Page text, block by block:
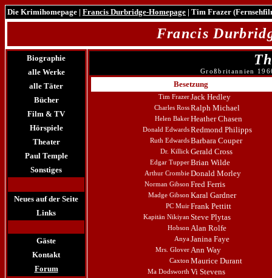
Die Krimihomepage | Francis Durbridge-Homepage | Tim Frazer
Francis
Biographie
alle Werke
alle Täter
Bücher
Film & TV
Hörspiele
Theater
Paul Temple
Sonstiges
Neues auf der Seite
Links
Gäste
Kontakt
Forum
Großbritannien
Besetzung
Tim FrazerJack Hedley
Charles RossRalph Michael
Helen BakerHeather Chasen
Donald EdwardsRedmond Philipps
Ruth EdwardsBarbara Couper
Dr. Killick Gerald Cross
Edgar TupperBrian Wilde
Arthur CrombieDonald Morley
Norman Gibson Fred Ferris
Madge Gibson Karal Gardner
PC MuirFrank Pettitt
Kapitän Nikiyan Steve Plytas
Hobson Alan Rolfe
AnyaJanina Faye
Mrs. GloverAnn Way
Caxton Maurice Durant
Ma Dodsworth Vi Stevens